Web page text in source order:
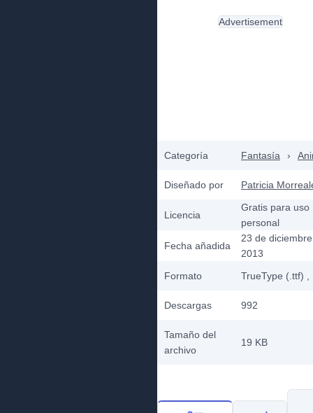
Categoría Fantasía ›
Diseñado por Patricia
Licencia
Gratis para uso
personal
Fecha añadida
23 de
2013
Formato
TrueType (.ttf)
Descargas 992
Tamaño del
archivo
19 KB
Advertisement